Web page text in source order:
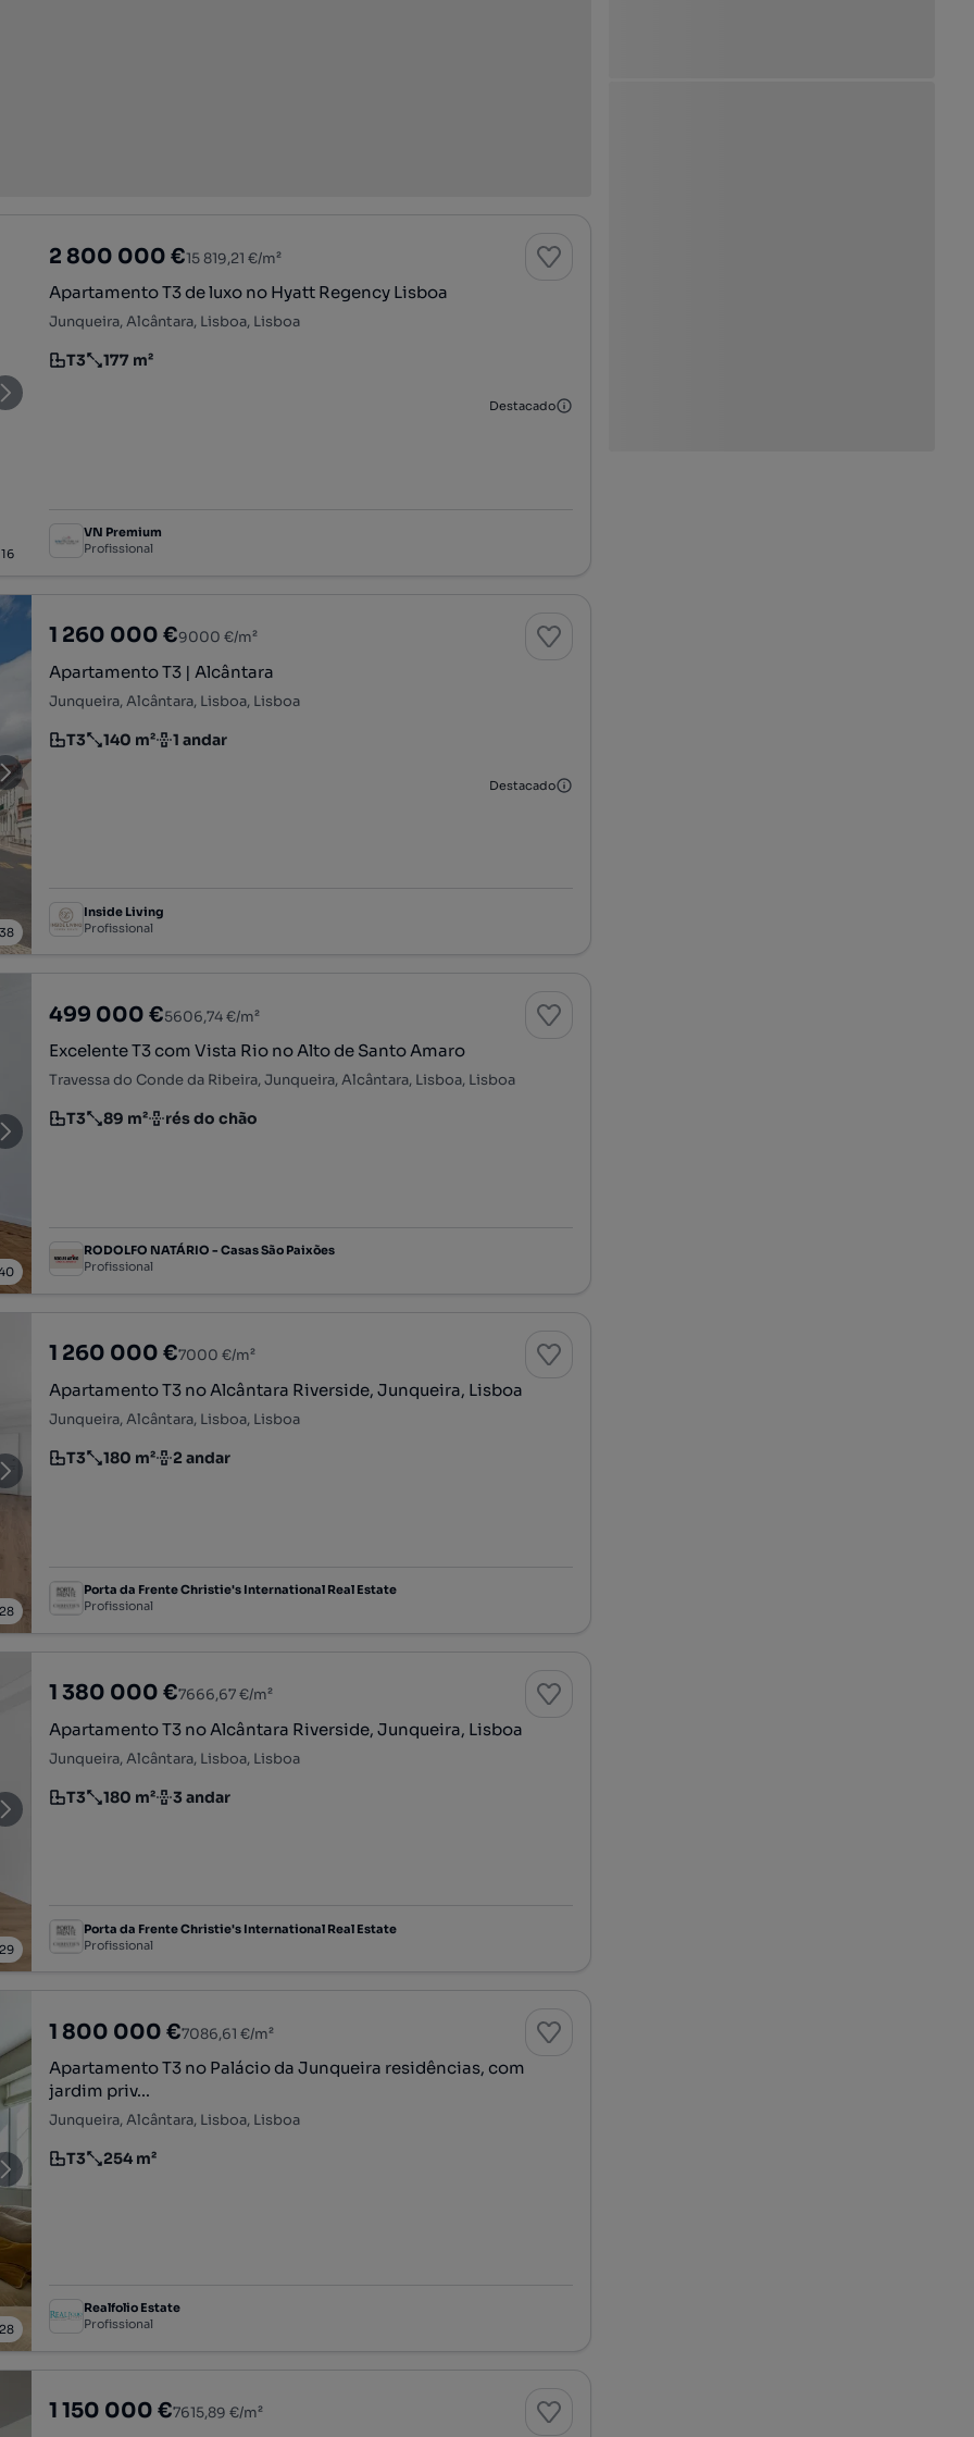
16
2 800 000 €15 819,21 €/m²
Apartamento T3 de luxo no Hyatt Regency Lisboa
Junqueira, Alcântara, Lisboa, Lisboa
Tipologia
T3
Preço por metro quadrado
177 m²
Destacado
VN Premium
Profissional
38
1 260 000 €9000 €/m²
Apartamento T3 | Alcântara
Junqueira, Alcântara, Lisboa, Lisboa
Tipologia
T3
Preço por metro quadrado
140 m²
Andar 1 andar
Destacado
Inside Living
Profissional
499 000 €5606,74 €/m²
Excelente T3 com Vista Rio no Alto de Santo Amaro
Travessa do Conde da Ribeira, Junqueira, Alcântara, Lisboa, Lisboa
Tipologia
T3
Preço por metro quadrado
89 m²
Andar rés do chão
RODOLFO NATÁRIO - Casas São Paixões
Profissional
28
1 260 000 €7000 €/m²
Apartamento T3 no Alcântara Riverside, Junqueira, Lisboa
Junqueira, Alcântara, Lisboa, Lisboa
Tipologia
T3
Preço por metro quadrado
180 m²
Andar 2 andar
Porta da Frente Christie's International Real Estate
Profissional
29
1 380 000 €7666,67 €/m²
Apartamento T3 no Alcântara Riverside, Junqueira, Lisboa
Junqueira, Alcântara, Lisboa, Lisboa
Tipologia
T3
Preço por metro quadrado
180 m²
Andar 3 andar
Porta da Frente Christie's International Real Estate
Profissional
28
1 800 000 €7086,61 €/m²
Apartamento T3 no Palácio da Junqueira residências, com
jardim priv...
Junqueira, Alcântara, Lisboa, Lisboa
Tipologia
T3
Preço por metro quadrado
254 m²
Realfolio Estate
Profissional
1 150 000 €7615,89 €/m²